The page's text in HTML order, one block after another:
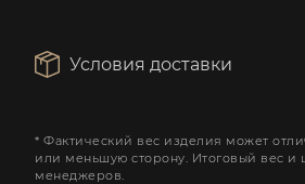
Условия доставки
* Фактический вес изделия может
или меньшую сторону. Итоговый вес и
менеджеров.